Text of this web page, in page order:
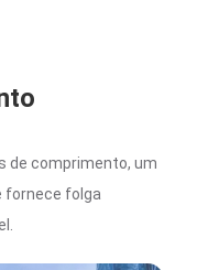
de comprimento, um
fornece folga